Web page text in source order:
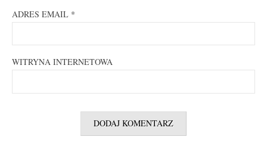
ADRES EMAIL *
WITRYNA INTERNETOWA